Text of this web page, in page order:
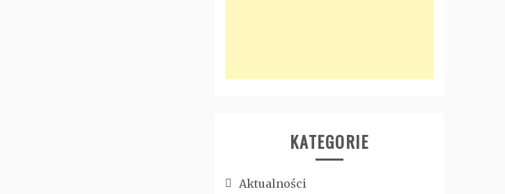
KATEGORIE
Aktualności